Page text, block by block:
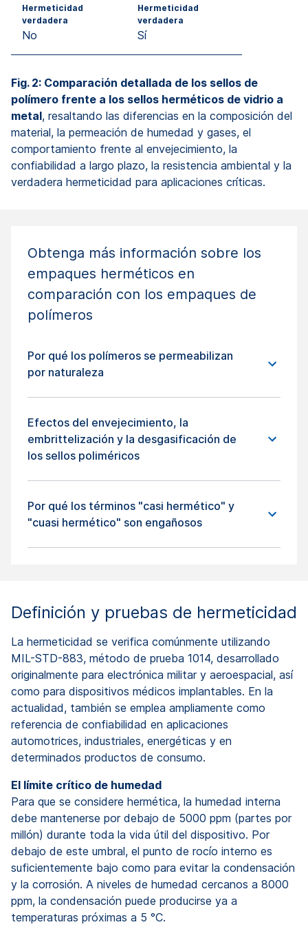
Hermeticidad
verdadera
No
Hermeticidad
verdadera
Sí
Fig. 2: Comparación detallada de los sellos de
polímero frente a los sellos herméticos de vidrio a
metal, resaltando las diferencias en la composición del
material, la permeación de humedad y gases, el
comportamiento frente al envejecimiento, la
confiabilidad a largo plazo, la resistencia ambiental y la
verdadera hermeticidad para aplicaciones críticas.
Obtenga más información sobre los
empaques herméticos en
comparación con los empaques de
polímeros
Por qué los polímeros se permeabilizan
por naturaleza
Efectos del envejecimiento, la
embrittelización y la desgasificación de
los sellos poliméricos
Por qué los términos "casi hermético" y
"cuasi hermético" son engañosos
Definición y pruebas de hermeticidad
La hermeticidad se verifica comúnmente utilizando
MIL-STD-883, método de prueba 1014, desarrollado
originalmente para electrónica militar y aeroespacial, así
como para dispositivos médicos implantables. En la
actualidad, también se emplea ampliamente como
referencia de confiabilidad en aplicaciones
automotrices, industriales, energéticas y en
determinados productos de consumo.
El límite crítico de humedad
Para que se considere hermética, la humedad interna
debe mantenerse por debajo de 5000 ppm (partes por
millón) durante toda la vida útil del dispositivo. Por
debajo de este umbral, el punto de rocío interno es
suficientemente bajo como para evitar la condensación
y la corrosión. A niveles de humedad cercanos a 8000
ppm, la condensación puede producirse ya a
temperaturas próximas a 5 °C.